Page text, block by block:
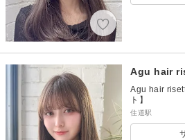
Agu hair
Agu hair
ト】
住道駅